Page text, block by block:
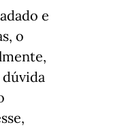
e
o